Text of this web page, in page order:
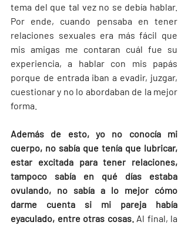
tema del que tal vez no se debía hablar.
Por ende, cuando pensaba en tener
relaciones sexuales era más fácil que
mis amigas me contaran cuál fue su
experiencia, a hablar con mis papás
porque de entrada iban a evadir, juzgar,
cuestionar y no lo abordaban de la mejor
forma.
Además de esto, yo no conocía mi
cuerpo, no sabía que tenía que lubricar,
estar excitada para tener relaciones,
tampoco sabía en qué días estaba
ovulando, no sabía a lo mejor cómo
darme cuenta si mi pareja había
eyaculado, entre otras cosas. Al final, la